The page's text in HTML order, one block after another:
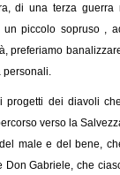
di una terza guerra
piccolo sopruso ,
preferiamo
progetti dei diavoli
verso la
male e del bene,
Don Gabriele, che